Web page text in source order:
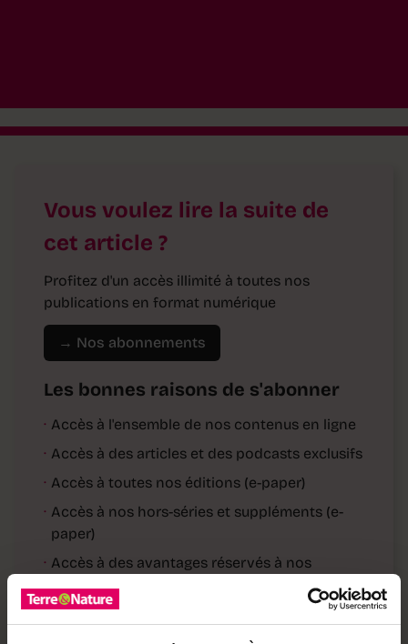
Vous voulez lire la suite de
cet article ?
Profitez d'un accès illimité à toutes nos
publications en format numérique
→ Nos abonnements
Les bonnes raisons de s'abonner
· Accès à l'ensemble de nos contenus en ligne
· Accès à des articles et des podcasts exclusifs
· Accès à toutes nos éditions (e-paper)
· Accès à nos hors-séries et suppléments (e-
paper)
· Accès à des avantages réservés à nos
Déjà abonné·e ? → Se connecter